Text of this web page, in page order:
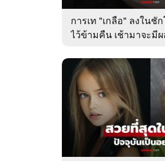
การเท "เกลือ" ลงในชั
ไว้ข้ามคืน เช้ามาจะมีผ